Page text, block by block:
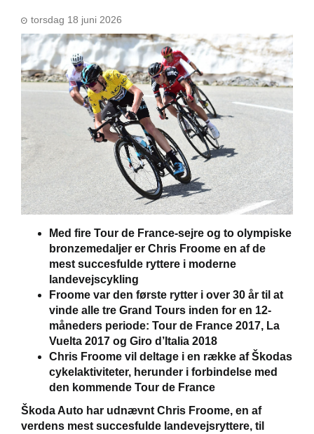
Danmarks
torsdag 18 juni 2026
Med fire Tour de France-sejre og to olympiske
bronzemedaljer er Chris Froome en af de
mest succesfulde ryttere i moderne
landevejscykling
Froome var den første rytter i over 30 år til at
vinde alle tre Grand Tours inden for en 12-
måneders periode: Tour de France 2017, La
Vuelta 2017 og Giro d’Italia 2018
Chris Froome vil deltage i en række af Škodas
cykelaktiviteter, herunder i forbindelse med
den kommende Tour de France
Škoda Auto har udnævnt Chris Froome, en af
verdens mest succesfulde landevejsryttere, til